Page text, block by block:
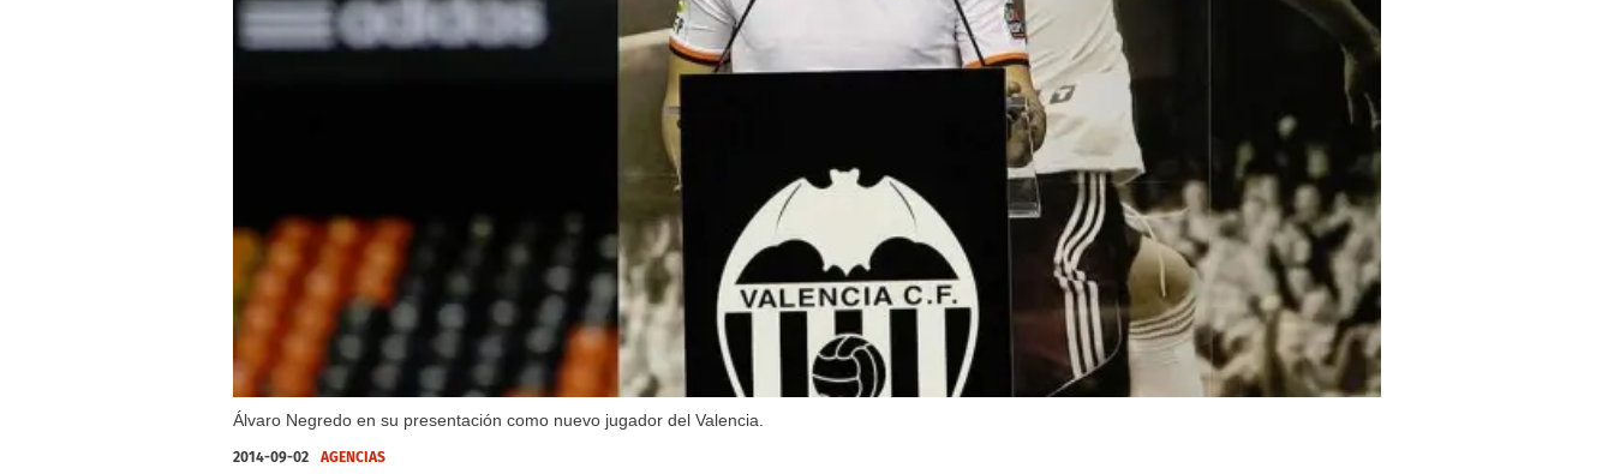
Álvaro Negredo en su presentación como nuevo jugador del Valencia.
2014-09-02 AGENCIAS